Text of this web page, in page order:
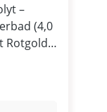
–
(4,0
Rotgold-
und
Karat